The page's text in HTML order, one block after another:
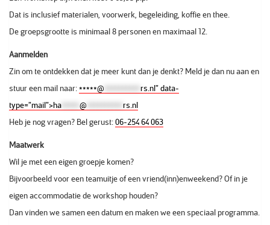
Dat is inclusief materialen, voorwerk, begeleiding, koffie en thee.
De groepsgrootte is minimaal 8 personen en maximaal 12.
Aanmelden
Zin om te ontdekken dat je meer kunt dan je denkt? Meld je dan nu aan en
stuur een mail naar:*****@
rs.nl” data-
type=”mail”>ha @
rs.nl
Heb je nog vragen? Bel gerust:06-254 64 063
Maatwerk
Wil je met een eigen groepje komen?
Bijvoorbeeld voor een teamuitje of een vriend(inn)enweekend? Of in je
eigen accommodatie de workshop houden?
Dan vinden we samen een datum en maken we een speciaal programma.